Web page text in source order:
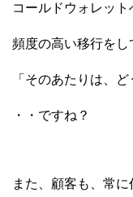
コールドウォレット
頻度の高い移行を
「そのあたりは、ど
・・ですね？
また、顧客も、常